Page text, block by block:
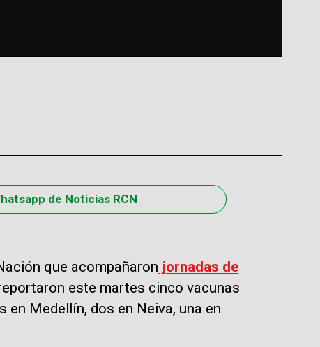
de Noticias RCN
que acompañaron jornadas de
este martes cinco vacunas
en Medellín, dos en Neiva, una en